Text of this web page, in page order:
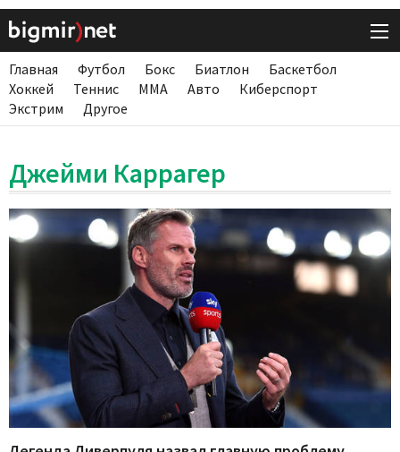
Главная Футбол Бокс Биатлон
Баскетбол
Хоккей
Теннис ММА Авто
Киберспорт
Экстрим
Другое
Джейми Каррагер